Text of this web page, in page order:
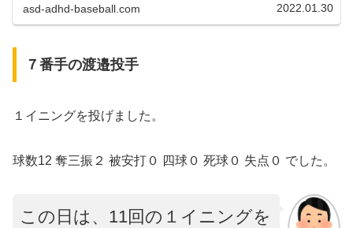
asd-adhd-baseball.com 2022.01.30
７番手の渡邉投手
１イニングを投げました。
球数12 奪三振２ 被安打０ 四球０ 死球０ 失点０ でした。
この日は、11回の１イニングを